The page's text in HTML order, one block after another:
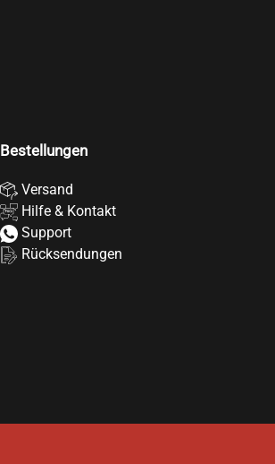
Bestellungen
Versand
Hilfe & Kontakt
Support
Rücksendungen